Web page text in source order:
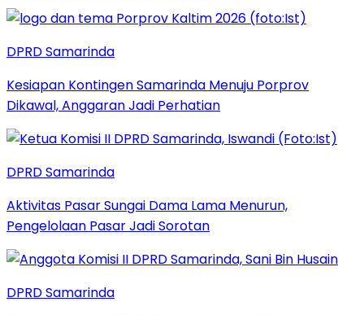
DPRD Samarinda
Kesiapan Kontingen Samarinda Menuju Porprov
Dikawal, Anggaran Jadi Perhatian
DPRD Samarinda
Aktivitas Pasar Sungai Dama Lama Menurun,
Pengelolaan Pasar Jadi Sorotan
DPRD Samarinda